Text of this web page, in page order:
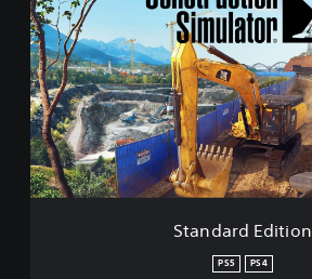
Standard Edition
PS4
PS5